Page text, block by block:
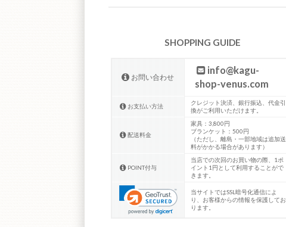
SHOPPING GUIDE
お問い合わせ
info@kagu-
shop-venus.com
お支払い方法
クレジット決済、銀行振込、代金引
換がご利用いただけます。
配送料金
家具：3,800円
ブランケット：500円
（ただし、離島・一部地域は追加送
料がかかる場合があります）
POINT付与
当店での次回のお買い物の際、1ポ
イント1円として利用することがで
きます。
当サイトではSSL暗号化通信によ
り、お客様からの情報を保護してお
ります。